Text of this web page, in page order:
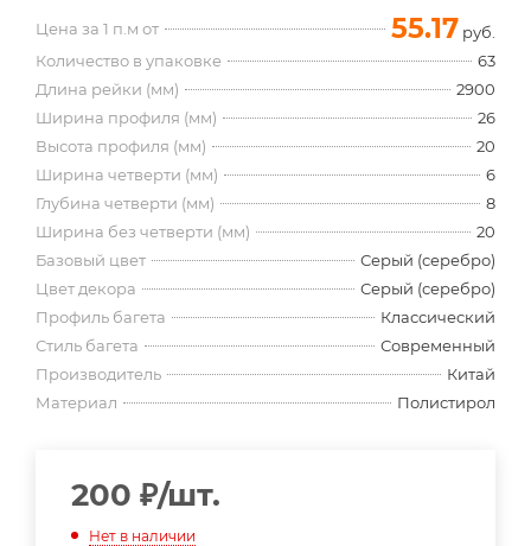
Цена за 1 п.м от 55.17 руб.
Количество в упаковке
63
Длина рейки (мм)
2900
Ширина профиля (мм)
26
Высота профиля (мм)
20
Ширина четверти (мм)
6
Глубина четверти (мм)
8
Ширина без четверти (мм)
20
Базовый цвет
Серый (серебро)
Цвет декора
Серый (серебро)
Профиль багета
Классический
Стиль багета
Современный
Производитель
Китай
Материал
Полистирол
200 ₽/шт.
Нет в наличии